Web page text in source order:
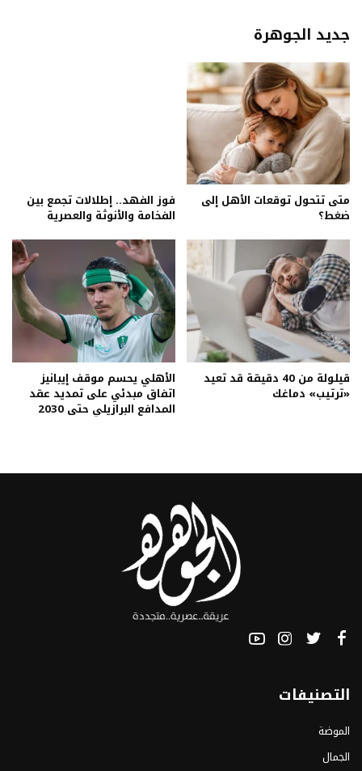
جديد الجوهرة
متى تتحول توقعات الأهل إلى
ضغط؟
فوز الفهد.. إطلالات تجمع بين
الفخامة والأنوثة والعصرية
قيلولة من 40 دقيقة قد تعيد
«ترتيب» دماغك
الأهلي يحسم موقف إيبانيز
اتفاق مبدئي على تمديد عقد
المدافع البرازيلي حتى 2030
التصنيفات
الموضة
الجمال